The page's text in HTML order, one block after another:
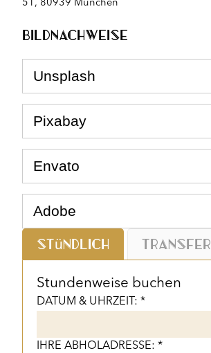
51, 80939 München
Bildnachweise
Unsplash
Pixabay
Envato
Adobe
Stündlich Transfer
Stundenweise buchen
DATUM & UHRZEIT: *
IHRE ABHOLADRESSE: *